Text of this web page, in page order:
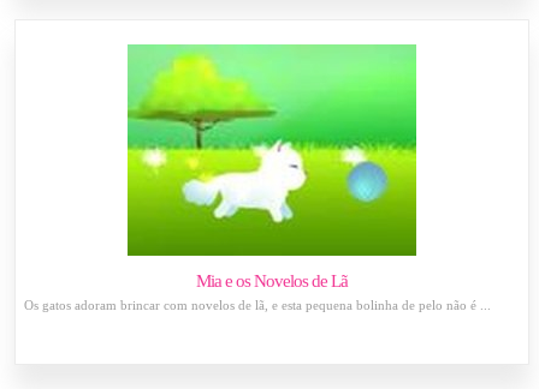
Mia e os Novelos de Lã
Os gatos adoram brincar com novelos de lã, e esta pequena bolinha de pelo não é ...